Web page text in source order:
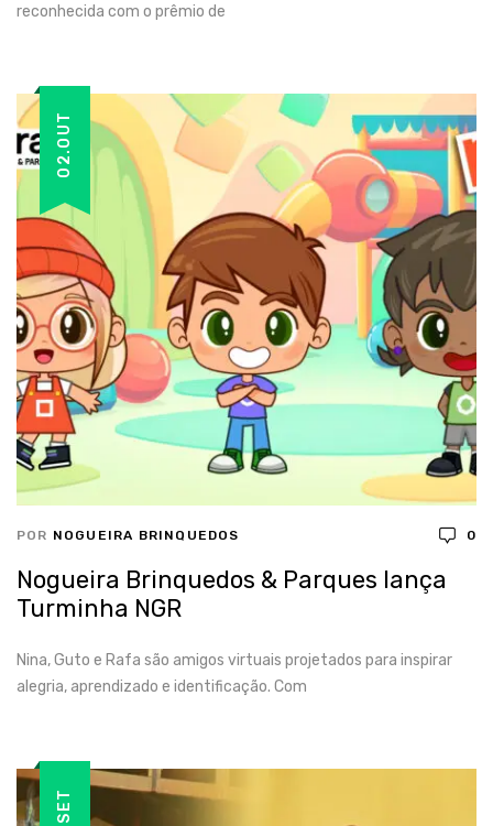
reconhecida com o prêmio de
02.OUT
POR NOGUEIRA BRINQUEDOS 0
Nogueira Brinquedos & Parques lança
Turminha NGR
Nina, Guto e Rafa são amigos virtuais projetados para inspirar
alegria, aprendizado e identificação. Com